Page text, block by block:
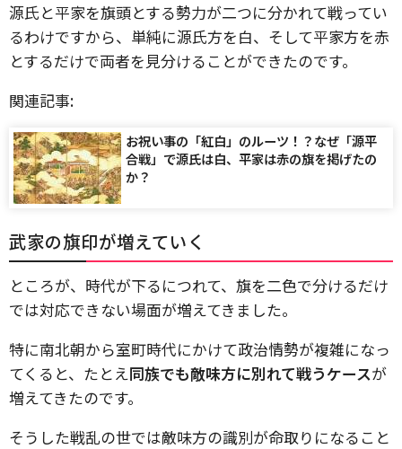
源氏と平家を旗頭とする勢力が二つに分かれて戦ってい
るわけですから、単純に源氏方を白、そして平家方を赤
とするだけで両者を見分けることができたのです。
関連記事:
お祝い事の「紅白」のルーツ！？なぜ「源平
合戦」で源氏は白、平家は赤の旗を掲げたの
か？
武家の旗印が増えていく
ところが、時代が下るにつれて、旗を二色で分けるだけ
では対応できない場面が増えてきました。
特に南北朝から室町時代にかけて政治情勢が複雑になっ
てくると、たとえ同族でも敵味方に別れて戦うケースが
増えてきたのです。
そうした戦乱の世では敵味方の識別が命取りになること